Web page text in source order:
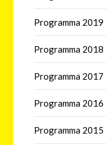
Programma 2019
Programma 2018
Programma 2017
Programma 2016
Programma 2015